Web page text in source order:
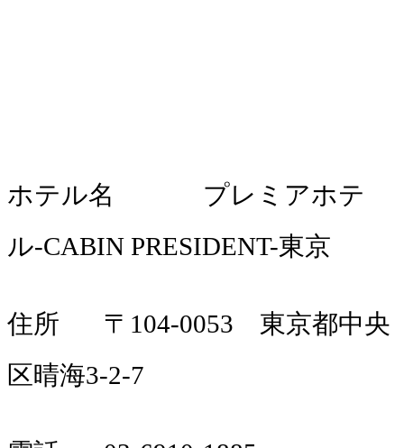
ホテル名 プレミアホテ
ル-CABIN PRESIDENT-東京
住所 〒104-0053 東京都中央
区晴海3-2-7